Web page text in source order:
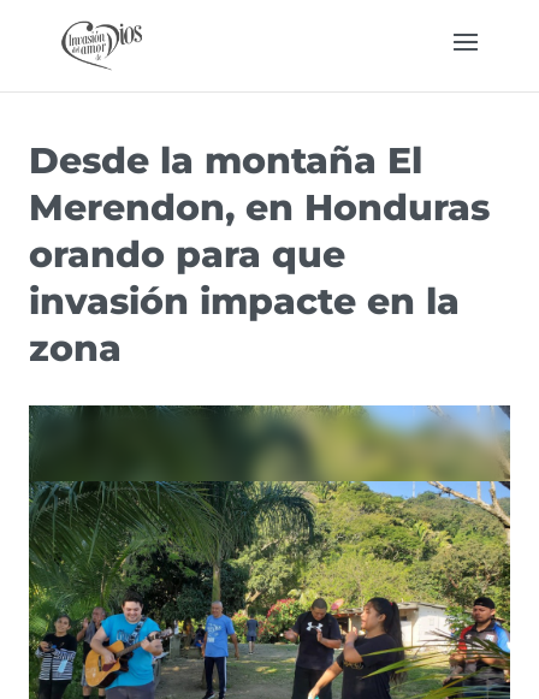
Desde la montaña El
Merendon, en Honduras
orando para que
invasión impacte en la
zona